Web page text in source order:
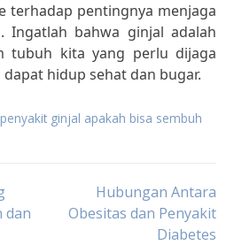
terhadap pentingnya menjaga
Ingatlah bahwa ginjal adalah
tubuh kita yang perlu dijaga
hidup sehat dan bugar.
penyakit ginjal apakah bisa sembuh
dan
Hubungan Antara
Obesitas dan Penyakit
Diabetes